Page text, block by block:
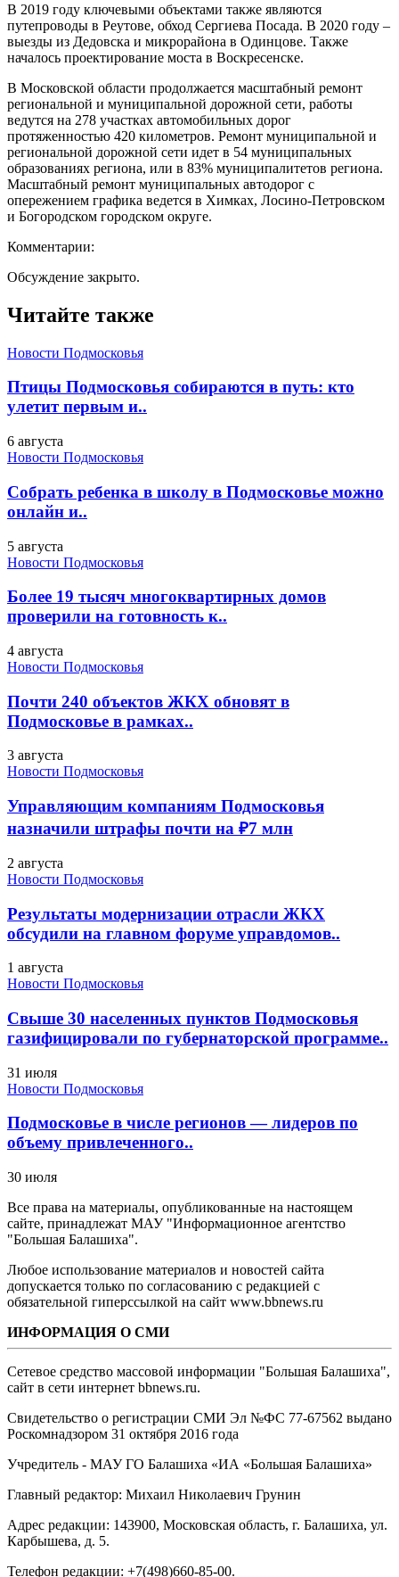
В 2019 году ключевыми объектами также являются
путепроводы в Реутове, обход Сергиева Посада. В 2020 году –
выезды из Дедовска и микрорайона в Одинцове. Также
началось проектирование моста в Воскресенске.
В Московской области продолжается масштабный ремонт
региональной и муниципальной дорожной сети, работы
ведутся на 278 участках автомобильных дорог
протяженностью 420 километров. Ремонт муниципальной и
региональной дорожной сети идет в 54 муниципальных
образованиях региона, или в 83% муниципалитетов региона.
Масштабный ремонт муниципальных автодорог с
опережением графика ведется в Химках, Лосино-Петровском
и Богородском городском округе.
Комментарии:
Обсуждение закрыто.
Читайте также
Новости Подмосковья
Птицы Подмосковья собираются в путь: кто
улетит первым и..
6 августа
Новости Подмосковья
Собрать ребенка в школу в Подмосковье можно
онлайн и..
5 августа
Новости Подмосковья
Более 19 тысяч многоквартирных домов
проверили на готовность к..
4 августа
Новости Подмосковья
Почти 240 объектов ЖКХ обновят в
Подмосковье в рамках..
3 августа
Новости Подмосковья
Управляющим компаниям Подмосковья
назначили штрафы почти на ₽7 млн
2 августа
Новости Подмосковья
Результаты модернизации отрасли ЖКХ
обсудили на главном форуме управдомов..
1 августа
Новости Подмосковья
Свыше 30 населенных пунктов Подмосковья
газифицировали по губернаторской программе..
31 июля
Новости Подмосковья
Подмосковье в числе регионов — лидеров по
объему привлеченного..
30 июля
Все права на материалы, опубликованные на настоящем
сайте, принадлежат МАУ "Информационное агентство
"Большая Балашиха".
Любое использование материалов и новостей сайта
допускается только по согласованию с редакцией с
обязательной гиперссылкой на сайт www.bbnews.ru
ИНФОРМАЦИЯ О СМИ
Сетевое средство массовой информации "Большая Балашиха",
сайт в сети интернет bbnews.ru.
Свидетельство о регистрации СМИ Эл №ФС ‎77-67562 выдано
Роскомнадзором 31 октября 2016 года
Учредитель - МАУ ГО Балашиха «ИА «Большая Балашиха»
Главный редактор: Михаил Николаевич Грунин
Адрес редакции: 143900, Московская область, г. Балашиха, ул.
Карбышева, д. 5.
Телефон редакции: +7(498)660-85-00.